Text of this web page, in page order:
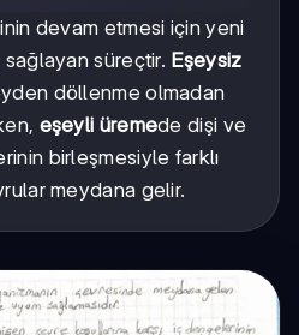
devam etmesi için yeni
sağlayan süreçtir. Eşeysiz
döllenme olmadan
eşeyli üremede dişi ve
birleşmesiyle farklı
meydana gelir.